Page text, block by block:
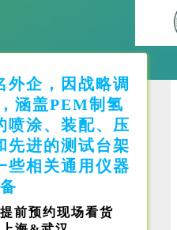
外企，因战略调
涵盖PEM制氢
喷涂、装配、压
先进的测试台架
些相关通用仪器
前预约现场看货